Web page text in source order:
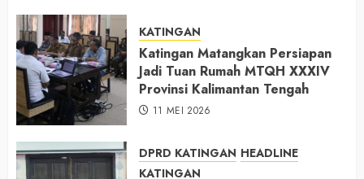
KATINGAN
Katingan Matangkan Persiapan
Jadi Tuan Rumah MTQH XXXIV
Provinsi Kalimantan Tengah
11 MEI 2026
DPRD KATINGAN HEADLINE
KATINGAN